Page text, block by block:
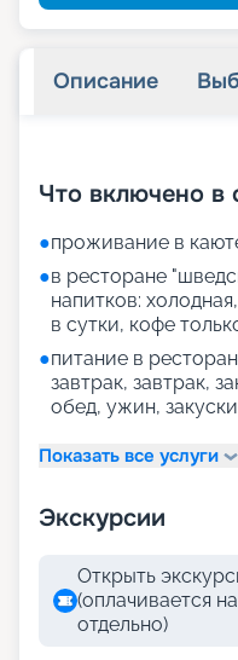
Описание
Что включено в
●проживание в
●в ресторане
напитков:
в сутки, кофе
●питание в
завтрак, завтрак,
обед, ужин,
Показать все услуги
Экскурсии
Открыть
(оплачивается
отдельно)